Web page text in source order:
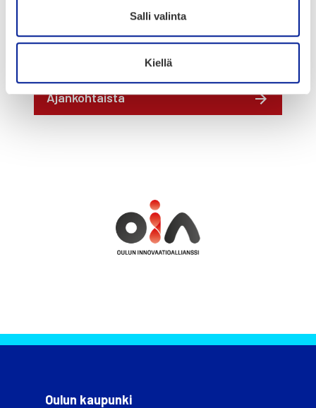
Salli valinta
Kiellä
Ajankohtaista
Oulun kaupunki